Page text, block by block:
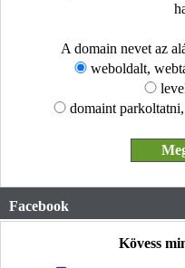
A domain nevet az
weboldalt,
domaint
Facebook
Kövess